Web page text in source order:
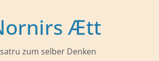
Ætt
zum selber Denken